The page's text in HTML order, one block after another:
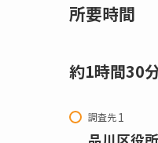
所要時間
約1時間30
調査先